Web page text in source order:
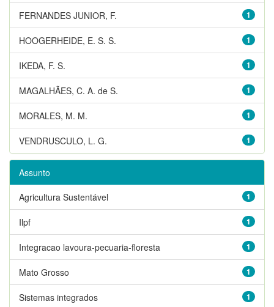
1
FERNANDES JUNIOR, F.
1
HOOGERHEIDE, E. S. S.
1
IKEDA, F. S.
1
MAGALHÃES, C. A. de S.
1
MORALES, M. M.
1
VENDRUSCULO, L. G.
Assunto
1
Agricultura Sustentável
1
Ilpf
1
Integracao lavoura-pecuaria-floresta
1
Mato Grosso
1
Sistemas integrados